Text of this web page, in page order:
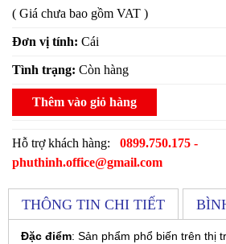
( Giá chưa bao gồm VAT )
Đơn vị tính: Cái
Tình trạng: Còn hàng
Thêm vào giỏ hàng
Hỗ trợ khách hàng: 0899.750.175 -
phuthinh.office@gmail.com
THÔNG TIN CHI TIẾT
Đặc điểm: Sản phẩm phổ biến trên thị